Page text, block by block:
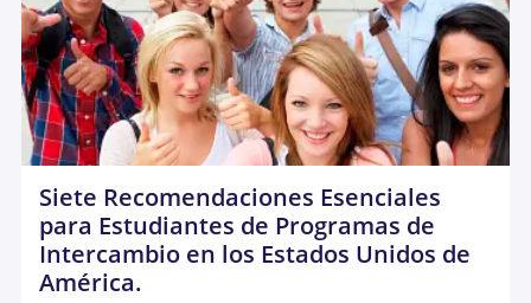
Siete Recomendaciones Esenciales
para Estudiantes de Programas de
Intercambio en los Estados Unidos de
América.